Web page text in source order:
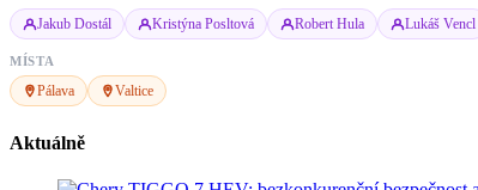
Jakub Dostál Kristýna Posltová Robert Hula Lukáš Vencl
MÍSTA
Pálava Valtice
Aktuálně